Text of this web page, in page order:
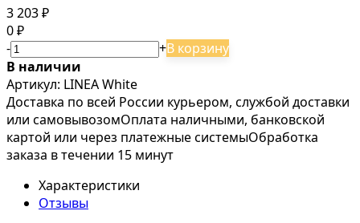
3 203 ₽
0 ₽
- +В корзину
В наличии
Артикул: LINEA White
Доставка по всей России курьером, службой доставки
или самовывозомОплата наличными, банковской
картой или через платежные системыОбработка
заказа в течении 15 минут
Характеристики
Отзывы